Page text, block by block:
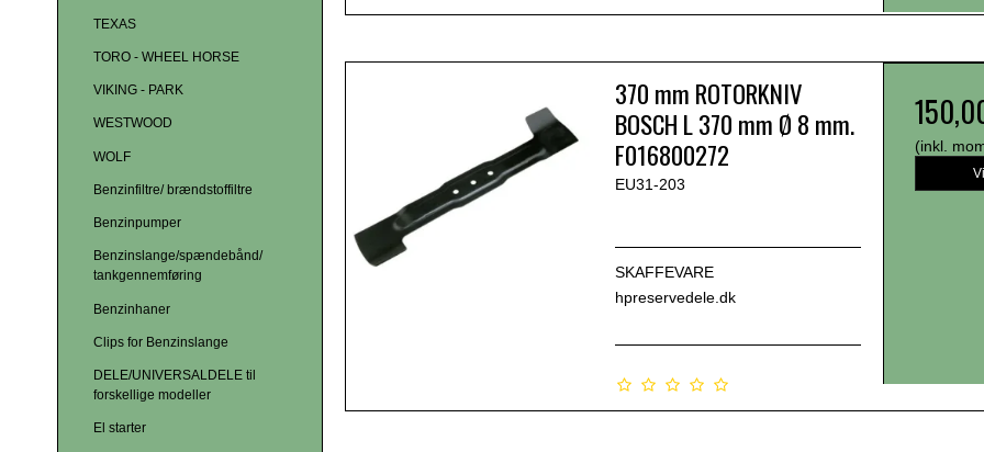
TEXAS
TORO - WHEEL HORSE
VIKING - PARK
WESTWOOD
WOLF
Benzinfiltre/ brændstoffiltre
Benzinpumper
Benzinslange/spændebånd/
tankgennemføring
Benzinhaner
Clips for Benzinslange
DELE/UNIVERSALDELE til
forskellige modeller
El starter
370 mm ROTORKNIV
BOSCH L 370 mm Ø 8 mm.
F016800272
EU31-203
SKAFFEVARE
hpreservedele.dk
(inkl.